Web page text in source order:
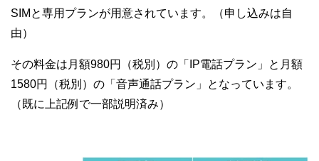
SIMと専用プランが用意されています。（申し込みは自
由）
その料金は月額980円（税別）の「IP電話プラン」と月額
1580円（税別）の「音声通話プラン」となっています。
（既に上記例で一部説明済み）